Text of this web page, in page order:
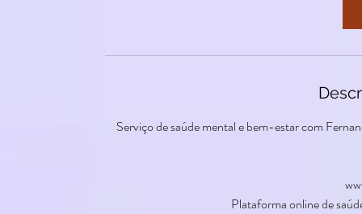
n
Serviço de saúde mental e bem-estar com
Plataforma online de